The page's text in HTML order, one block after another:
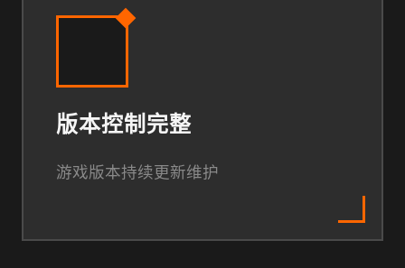
版本控制完整
游戏版本持续更新维护